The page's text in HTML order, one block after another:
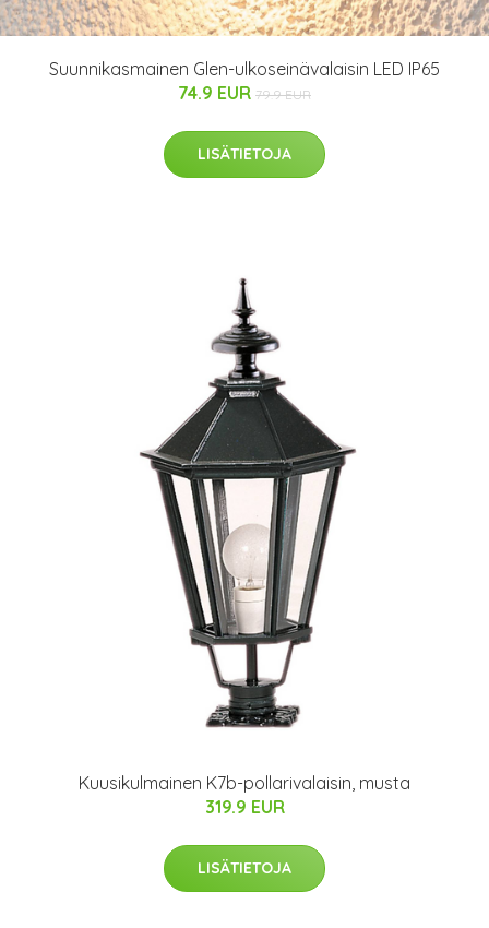
Suunnikasmainen Glen-ulkoseinävalaisin LED IP65
74.9 EUR 79.9 EUR
LISÄTIETOJA
Kuusikulmainen K7b-pollarivalaisin, musta
319.9 EUR
LISÄTIETOJA